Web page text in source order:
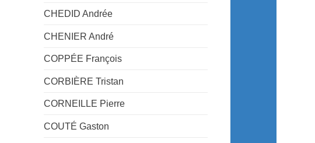
CHEDID Andrée
CHENIER André
COPPÉE François
CORBIÈRE Tristan
CORNEILLE Pierre
COUTÉ Gaston